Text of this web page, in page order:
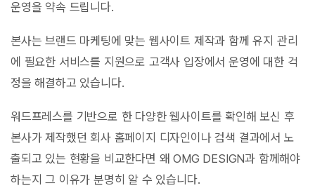
운영을 약속 드립니다.
본사는 브랜드 마케팅에 맞는 웹사이트 제작과 함께 유지 관리
에 필요한 서비스를 지원으로 고객사 입장에서 운영에 대한 걱
정을 해결하고 있습니다.
워드프레스를 기반으로 한 다양한 웹사이트를 확인해 보신 후
본사가 제작했던 회사 홈페이지 디자인이나 검색 결과에서 노
출되고 있는 현황을 비교한다면 왜 OMG DESIGN과 함께해야
하는지 그 이유가 분명히 알 수 있습니다.